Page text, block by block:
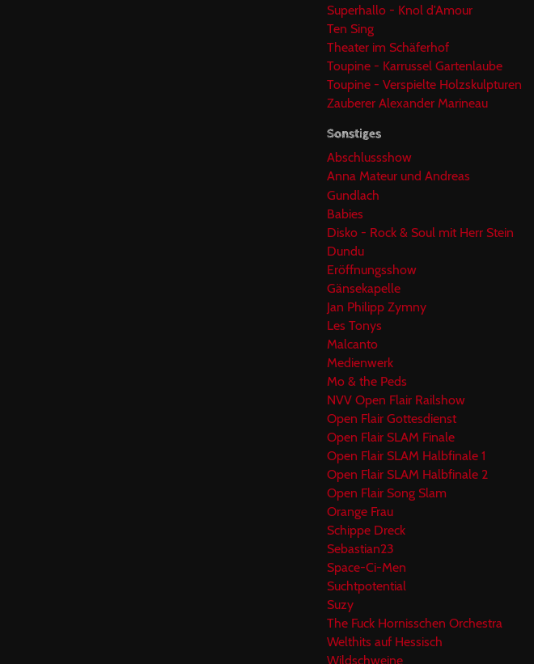
Superhallo - Knol d'Amour
Ten Sing
Theater im Schäferhof
Toupine - Karrussel Gartenlaube
Toupine - Verspielte Holzskulpturen
Zauberer Alexander Marineau
Sonstiges
Abschlussshow
Anna Mateur und Andreas
Gundlach
Babies
Disko - Rock & Soul mit Herr Stein
Dundu
Eröffnungsshow
Gänsekapelle
Jan Philipp Zymny
Les Tonys
Malcanto
Medienwerk
Mo & the Peds
NVV Open Flair Railshow
Open Flair Gottesdienst
Open Flair SLAM Finale
Open Flair SLAM Halbfinale 1
Open Flair SLAM Halbfinale 2
Open Flair Song Slam
Orange Frau
Schippe Dreck
Sebastian23
Space-Ci-Men
Suchtpotential
Suzy
The Fuck Hornisschen Orchestra
Welthits auf Hessisch
Wildschweine